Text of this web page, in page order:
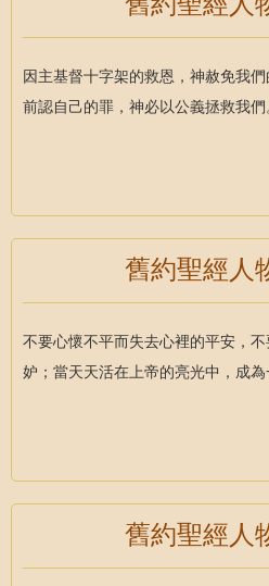
因主基督十字架的救恩，神赦免我
前認自己的罪，神必以公義拯救我們
舊約聖經人
不要心懷不平而失去心裡的平安，
妒；當天天活在上帝的亮光中，成為
舊約聖經人